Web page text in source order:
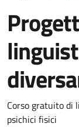
Dettagli
Corso gratuito di
psichici fisici